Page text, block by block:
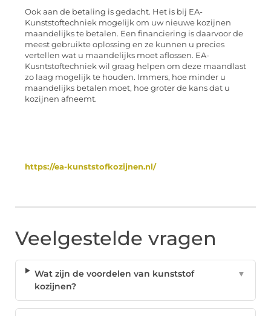
Ook aan de betaling is gedacht. Het is bij EA-
Kunststoftechniek mogelijk om uw nieuwe kozijnen
maandelijks te betalen. Een financiering is daarvoor de
meest gebruikte oplossing en ze kunnen u precies
vertellen wat u maandelijks moet aflossen. EA-
Kusntstoftechniek wil graag helpen om deze maandlast
zo laag mogelijk te houden. Immers, hoe minder u
maandelijks betalen moet, hoe groter de kans dat u
kozijnen afneemt.
https://ea-kunststofkozijnen.nl/
Veelgestelde vragen
Wat zijn de voordelen van kunststof
kozijnen?
▼